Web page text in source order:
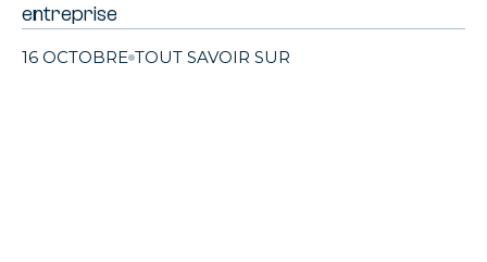
entreprise
16 OCTOBRE TOUT SAVOIR SUR